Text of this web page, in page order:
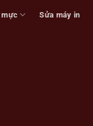
mực Sửa máy in